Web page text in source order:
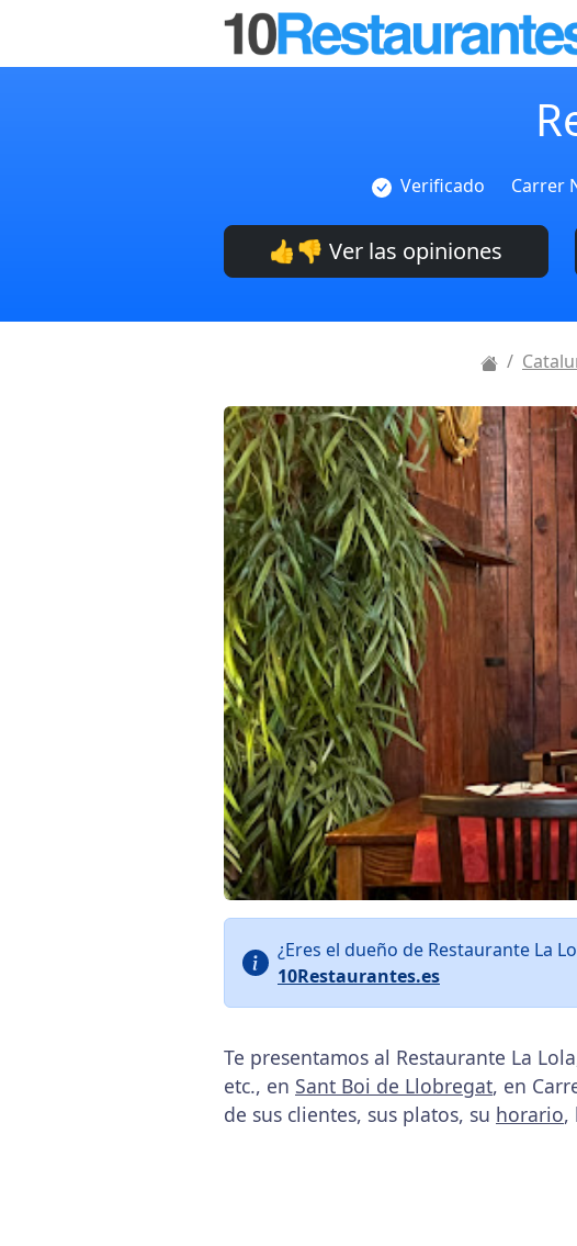
Verificado Carrer
👍👎 Ver las opiniones
¿Eres el dueño de Restaurante La
10Restaurantes.es
Te presentamos al Restaurante La
etc., en Sant Boi de Llobregat, en
de sus clientes, sus platos, su horario,